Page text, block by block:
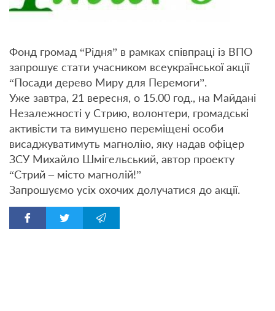
Фонд громад “Рідня” в рамках співпраці із ВПО
запрошує стати учасником всеукраїнської акції
“Посади дерево Миру для Перемоги”.
Уже завтра, 21 вересня, о 15.00 год., на Майдані
Незалежності у Стрию, волонтери, громадські
активісти та вимушено переміщені особи
висаджуватимуть магнолію, яку надав офіцер
ЗСУ Михайло Шмігельський, автор проекту
“Стрий – місто магнолій!”
Запрошуємо усіх охочих долучатися до акції.